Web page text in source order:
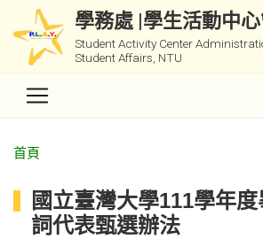
學務處 |學生活動中
Student Activity Center
Student Affairs, NTU
首頁
國立臺灣大學111學年
詞代表甄選辦法